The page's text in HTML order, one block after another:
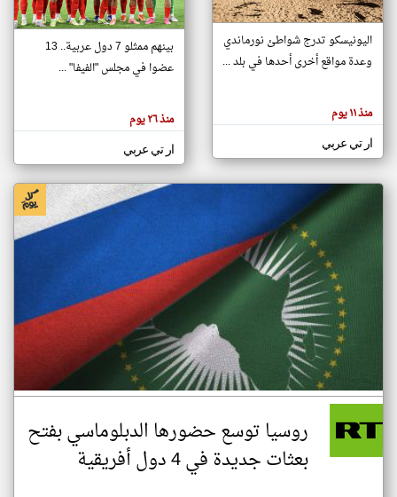
تغيير الدولة
اخبار جزر القمر على مدار الساعة
أهم اخبار جزر القمر العاجلة والمباشرة
هنا عن
وجهة
كاتبيها.
اليونيسكو تدرج شواطئ نورماندي
وعدة مواقع أخرى أحدها في بلد ...
منذ ١١ يوم
ار تي عربي
بينهم ممثلو 7 دول عربية.. 13
عضوا في مجلس "الفيفا" ...
منذ ٢٦ يوم
ار تي عربي
روسيا توسع حضورها الدبلوماسي بفتح
بعثات جديدة في 4 دول أفريقية
klyoum.com